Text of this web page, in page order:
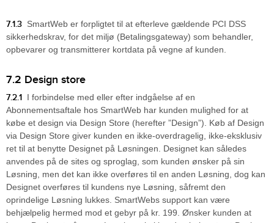
7.1.3 SmartWeb er forpligtet til at efterleve gældende PCI DSS
sikkerhedskrav, for det miljø (Betalingsgateway) som behandler,
opbevarer og transmitterer kortdata på vegne af kunden.
7.2 Design store
7.2.1 I forbindelse med eller efter indgåelse af en
Abonnementsaftale hos SmartWeb har kunden mulighed for at
købe et design via Design Store (herefter ”Design”). Køb af Design
via Design Store giver kunden en ikke-overdragelig, ikke-eksklusiv
ret til at benytte Designet på Løsningen. Designet kan således
anvendes på de sites og sproglag, som kunden ønsker på sin
Løsning, men det kan ikke overføres til en anden Løsning, dog kan
Designet overføres til kundens nye Løsning, såfremt den
oprindelige Løsning lukkes. SmartWebs support kan være
behjælpelig hermed mod et gebyr på kr. 199. Ønsker kunden at